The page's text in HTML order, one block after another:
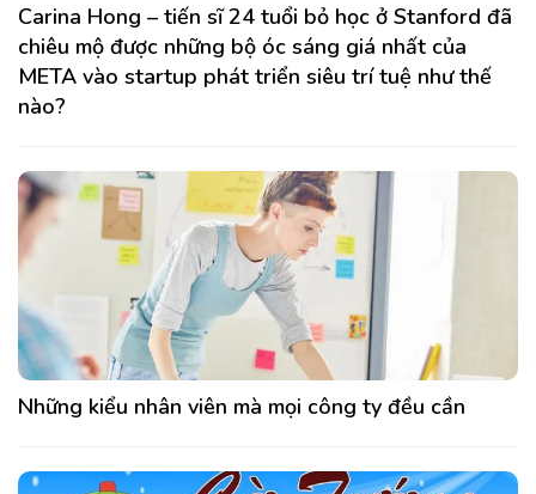
Carina Hong – tiến sĩ 24 tuổi bỏ học ở Stanford đã
chiêu mộ được những bộ óc sáng giá nhất của
META vào startup phát triển siêu trí tuệ như thế
nào?
Những kiểu nhân viên mà mọi công ty đều cần